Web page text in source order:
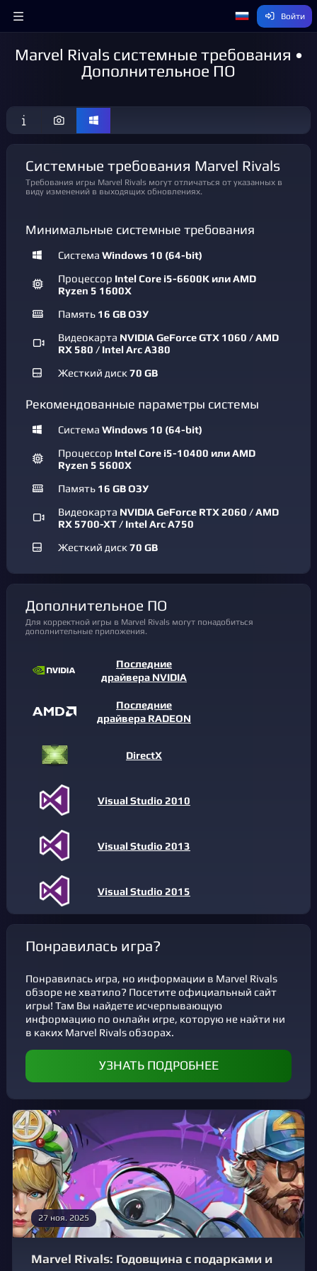
Войти
Marvel Rivals системные требования •
Дополнительное ПО
Системные требования Marvel Rivals
Требования игры Marvel Rivals могут отличаться от указанных в
виду изменений в выходящих обновлениях.
Минимальные системные требования
Система Windows 10 (64-bit)
Процессор Intel Core i5-6600K или AMD
Ryzen 5 1600X
Память 16 GB ОЗУ
Видеокарта NVIDIA GeForce GTX 1060 / AMD
RX 580 / Intel Arc A380
Жесткий диск70 GB
Рекомендованные параметры системы
Система Windows 10 (64-bit)
Процессор Intel Core i5-10400 или AMD
Ryzen 5 5600X
Память 16 GB ОЗУ
Видеокарта NVIDIA GeForce RTX 2060 / AMD
RX 5700-XT / Intel Arc A750
Жесткий диск70 GB
Дополнительное ПО
Для корректной игры в Marvel Rivals могут понадобиться
дополнительные приложения.
Последние
драйвера NVIDIA
Последние
драйвера RADEON
DirectX
Visual Studio 2010
Visual Studio 2013
Visual Studio 2015
Понравилась игра?
Понравилась игра, но информации в Marvel Rivals
обзоре не хватило? Посетите официальный сайт
игры! Там Вы найдете исчерпывающую
информацию по онлайн игре, которую не найти ни
в каких Marvel Rivals обзорах.
УЗНАТЬ ПОДРОБНЕЕ
27 ноя. 2025
Marvel Rivals: Годовщина с подарками и